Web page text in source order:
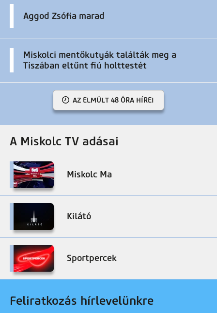
Aggod Zsófia marad
Miskolci mentőkutyák találták meg a
Tiszában eltűnt fiú holttestét
AZ ELMÚLT 48 ÓRA HÍREI
A Miskolc TV adásai
Miskolc Ma
Kilátó
Sportpercek
Feliratkozás hírlevelünkre